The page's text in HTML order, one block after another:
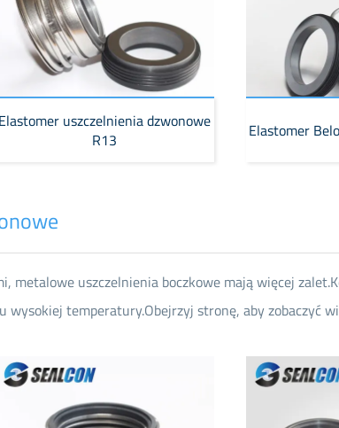
Elastomer uszczelnienia dzwonowe
R13
Elastomer
metalowe uszczelnienia boczkowe mają więcej
wysokiej temperatury.Obejrzyj stronę, aby zobaczyć